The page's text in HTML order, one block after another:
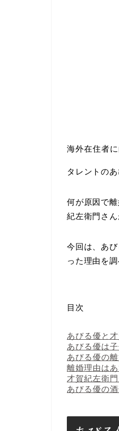
海外在住者
タレントの
何が原因で
紀左衛門さ
今回は、あ
った理由を調
目次
あびる優と
あびる優は
あびる優の
離婚理由は
才賀紀左衛
あびる優の